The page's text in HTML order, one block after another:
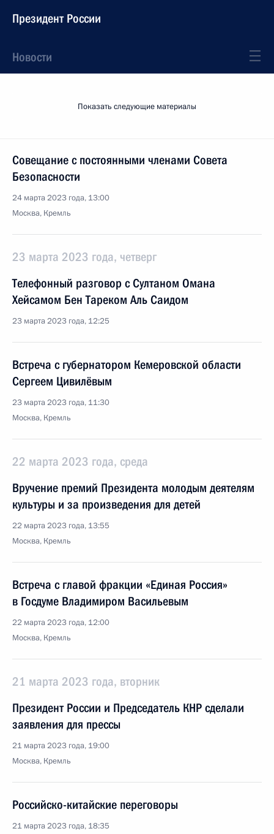
Президент России
Новости
Показать следующие материалы
Совещание с постоянными членами Совета
Безопасности
24 марта 2023 года, 13:00
Москва, Кремль
23 марта 2023 года, четверг
Телефонный разговор с Султаном Омана
Хейсамом Бен Тареком Аль Саидом
23 марта 2023 года, 12:25
Встреча с губернатором Кемеровской области
Сергеем Цивилёвым
23 марта 2023 года, 11:30
Москва, Кремль
22 марта 2023 года, среда
Вручение премий Президента молодым деятелям
культуры и за произведения для детей
22 марта 2023 года, 13:55
Москва, Кремль
Встреча с главой фракции «Единая Россия»
в Госдуме Владимиром Васильевым
22 марта 2023 года, 12:00
Москва, Кремль
21 марта 2023 года, вторник
Президент России и Председатель КНР сделали
заявления для прессы
21 марта 2023 года, 19:00
Москва, Кремль
Российско-китайские переговоры
21 марта 2023 года, 18:35